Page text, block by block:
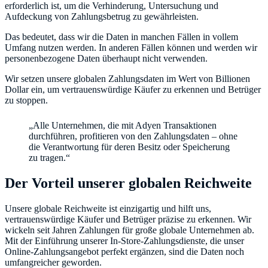
erforderlich ist, um die Verhinderung, Untersuchung und
Aufdeckung von Zahlungsbetrug zu gewährleisten.
Das bedeutet, dass wir die Daten in manchen Fällen in vollem
Umfang nutzen werden. In anderen Fällen können und werden wir
personenbezogene Daten überhaupt nicht verwenden.
Wir setzen unsere globalen Zahlungsdaten im Wert von Billionen
Dollar ein, um vertrauenswürdige Käufer zu erkennen und Betrüger
zu stoppen.
„Alle Unternehmen, die mit Adyen Transaktionen
durchführen, profitieren von den Zahlungsdaten – ohne
die Verantwortung für deren Besitz oder Speicherung
zu tragen.“
Der Vorteil unserer globalen Reichweite
Unsere globale Reichweite ist einzigartig und hilft uns,
vertrauenswürdige Käufer und Betrüger präzise zu erkennen. Wir
wickeln seit Jahren Zahlungen für große globale Unternehmen ab.
Mit der Einführung unserer In-Store-Zahlungsdienste, die unser
Online-Zahlungsangebot perfekt ergänzen, sind die Daten noch
umfangreicher geworden.